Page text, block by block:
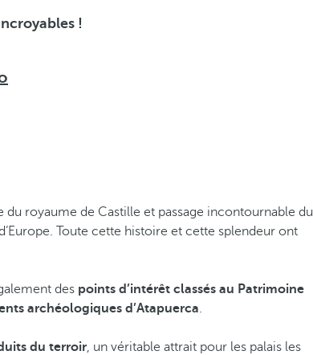
!
royaume de Castille et passage incontournable du
Toute cette histoire et cette splendeur ont
des points d’intérêt classés au Patrimoine
archéologiques d’Atapuerca.
du terroir, un véritable attrait pour les palais les